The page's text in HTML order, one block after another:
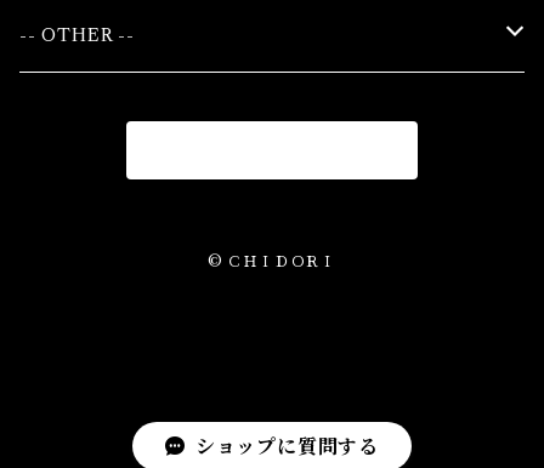
ショップに質問する
WOMAN
-- OTHER --
© ＣＨＩＤＯＲＩ